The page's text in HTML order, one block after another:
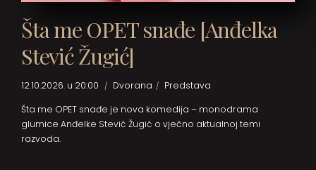
Šta me OPET snađe [Anđelka
Stević Žugić]
12.10.2026. u 20:00 Dvorana
Predstava
Šta me OPET snađe je nova komedija – monodrama
glumice Anđelke Stević Žugić o vječno aktualnoj temi
razvoda.